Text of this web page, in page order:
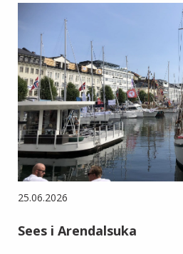
25.06.2026
Sees i Arendalsuka